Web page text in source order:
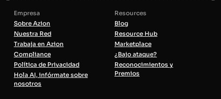
Empresa
Sobre Azion
Nuestra Red
Trabaja en Azion
Compliance
Política de Privacidad
Hola AI, infórmate sobre
nosotros
Resources
Blog
Resource Hub
Marketplace
¿Bajo ataque?
Reconocimientos y
Premios